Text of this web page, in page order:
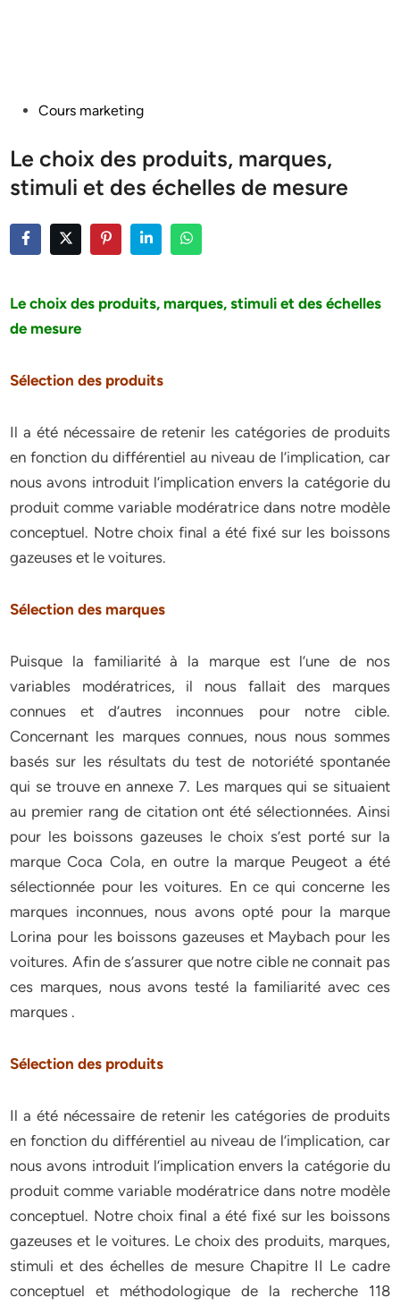
PostedCours marketing
Le choix des produits, marques,
stimuli et des échelles de mesure
Le choix des produits, marques, stimuli et des échelles
de mesure
Sélection des produits
Il a été nécessaire de retenir les catégories de produits
en fonction du différentiel au niveau de l’implication, car
nous avons introduit l’implication envers la catégorie du
produit comme variable modératrice dans notre modèle
conceptuel. Notre choix final a été fixé sur les boissons
gazeuses et le voitures.
Sélection des marques
Puisque la familiarité à la marque est l’une de nos
variables modératrices, il nous fallait des marques
connues et d’autres inconnues pour notre cible.
Concernant les marques connues, nous nous sommes
basés sur les résultats du test de notoriété spontanée
qui se trouve en annexe 7. Les marques qui se situaient
au premier rang de citation ont été sélectionnées. Ainsi
pour les boissons gazeuses le choix s’est porté sur la
marque Coca Cola, en outre la marque Peugeot a été
sélectionnée pour les voitures. En ce qui concerne les
marques inconnues, nous avons opté pour la marque
Lorina pour les boissons gazeuses et Maybach pour les
voitures. Afin de s’assurer que notre cible ne connait pas
ces marques, nous avons testé la familiarité avec ces
marques .
Sélection des produits
Il a été nécessaire de retenir les catégories de produits
en fonction du différentiel au niveau de l’implication, car
nous avons introduit l’implication envers la catégorie du
produit comme variable modératrice dans notre modèle
conceptuel. Notre choix final a été fixé sur les boissons
gazeuses et le voitures. Le choix des produits, marques,
stimuli et des échelles de mesure Chapitre II Le cadre
conceptuel et méthodologique de la recherche 118